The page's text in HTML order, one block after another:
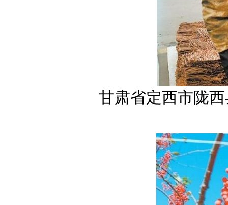
甘肃省定西市陇